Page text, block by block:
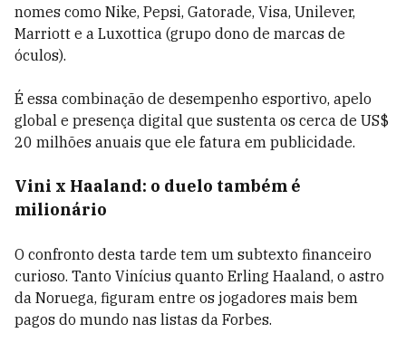
nomes como Nike, Pepsi, Gatorade, Visa, Unilever,
Marriott e a Luxottica (grupo dono de marcas de
óculos).
É essa combinação de desempenho esportivo, apelo
global e presença digital que sustenta os cerca de US$
20 milhões anuais que ele fatura em publicidade.
Vini x Haaland: o duelo também é
milionário
O confronto desta tarde tem um subtexto financeiro
curioso. Tanto Vinícius quanto Erling Haaland, o astro
da Noruega, figuram entre os jogadores mais bem
pagos do mundo nas listas da Forbes.